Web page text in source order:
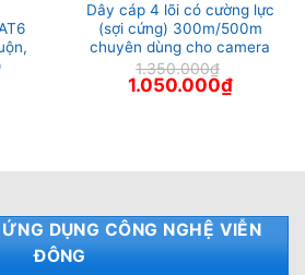
Dây cáp 4 lõi có cường lực
(sợi cứng) 300m/500m
chuyên dùng cho camera
1.350.000₫
Giá
gốc
1.050.000₫Giá
hiện
DỤNG CÔNG NGHỆ VIỄN
ĐÔNG